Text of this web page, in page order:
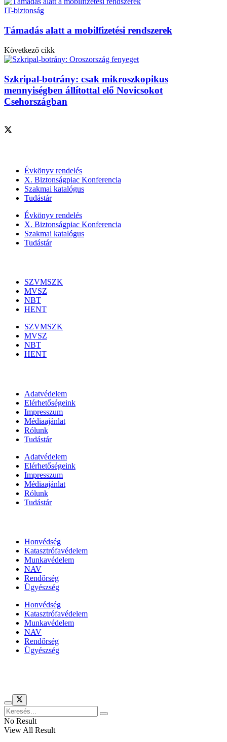
IT-biztonság
Támadás alatt a mobilfizetési rendszerek
Következő cikk
Szkripal-botrány: csak mikroszkopikus
mennyiségben állítottal elő Novicsokot
Csehországban
Évkönyv rendelés
X. Biztonságpiac Konferencia
Szakmai katalógus
Tudástár
Évkönyv rendelés
X. Biztonságpiac Konferencia
Szakmai katalógus
Tudástár
SZVMSZK
MVSZ
NBT
HENT
SZVMSZK
MVSZ
NBT
HENT
Adatvédelem
Elérhetőségeink
Impresszum
Médiaajánlat
Rólunk
Tudástár
Adatvédelem
Elérhetőségeink
Impresszum
Médiaajánlat
Rólunk
Tudástár
Honvédség
Katasztrófavédelem
Munkavédelem
NAV
Rendőrség
Ügyészség
Honvédség
Katasztrófavédelem
Munkavédelem
NAV
Rendőrség
Ügyészség
No Result
View All Result